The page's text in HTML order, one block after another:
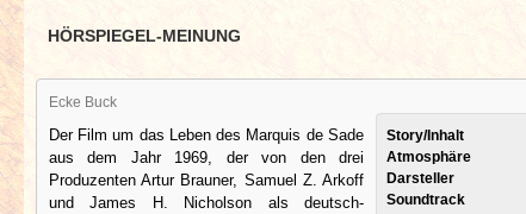
HÖRSPIEGEL-MEINUNG
Ecke Buck
Story/Inhalt
Atmosphäre
Darsteller
Soundtrack
Der Film um das Leben des Marquis de Sade
aus dem Jahr 1969, der von den drei
Produzenten Artur Brauner, Samuel Z. Arkoff
und James H. Nicholson als deutsch-